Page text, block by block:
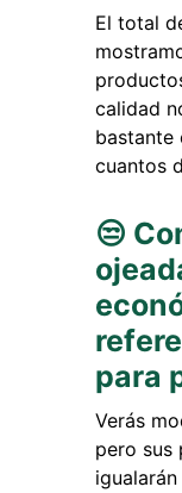
El total
calidad
bastante
cuantos
😒
para
Verás
pero sus